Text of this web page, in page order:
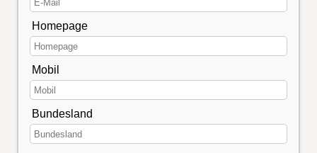
Homepage
Mobil
Bundesland